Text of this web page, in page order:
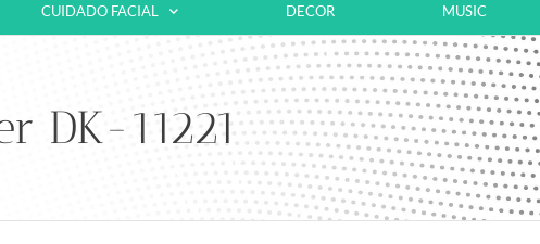
CUIDADO FACIAL DECOR MUSIC
DK-11221